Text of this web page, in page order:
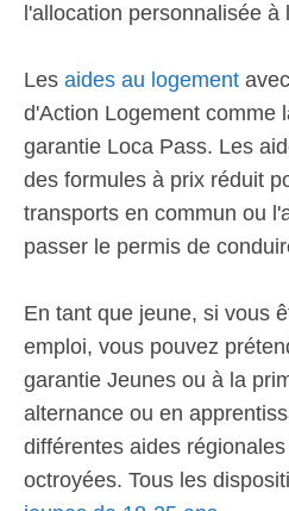
l'allocation personnalisée à
Les aides au logement
d'Action Logement comme
garantie Loca Pass. Les
des formules à prix réduit
transports en commun ou
passer le permis de
En tant que jeune, si vous
emploi, vous pouvez
garantie Jeunes ou à la
alternance ou en
différentes aides
octroyées. Tous les